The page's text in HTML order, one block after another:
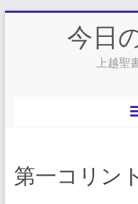
今日
上越聖
第一コリン